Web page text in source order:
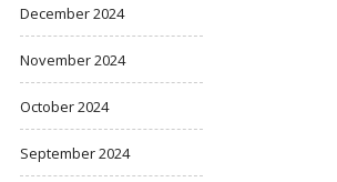
December 2024
November 2024
October 2024
September 2024